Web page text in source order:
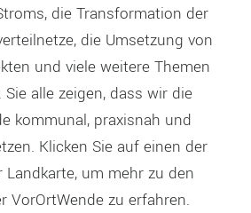
die Transformation der
die Umsetzung von
und viele weitere Themen
alle zeigen, dass wir die
kommunal, praxisnah und
Klicken Sie auf einen der
Landkarte, um mehr zu den
VorOrtWende zu erfahren.